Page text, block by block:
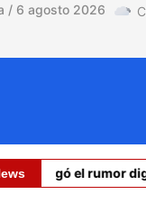
/ 6 agosto 2026
ahogó el rumor digital
Dólar Oficial